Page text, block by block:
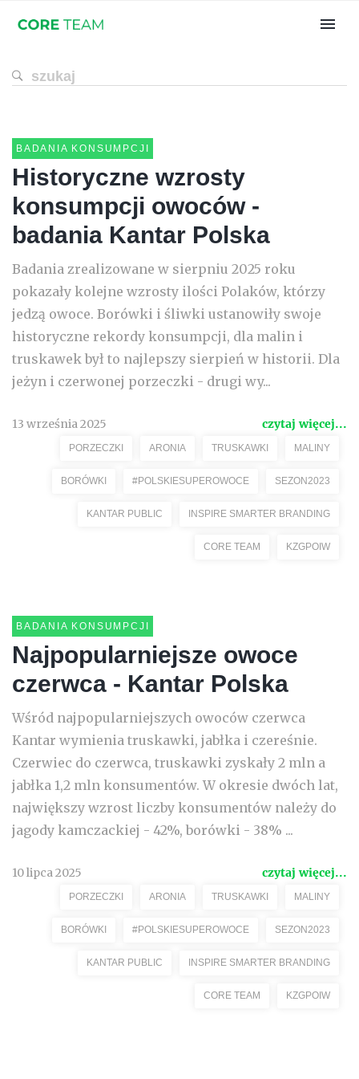
BADANIA KONSUMPCJI
Historyczne wzrosty
konsumpcji owoców -
badania Kantar Polska
Badania zrealizowane w sierpniu 2025 roku
pokazały kolejne wzrosty ilości Polaków, którzy
jedzą owoce. Borówki i śliwki ustanowiły swoje
historyczne rekordy konsumpcji, dla malin i
truskawek był to najlepszy sierpień w historii. Dla
jeżyn i czerwonej porzeczki - drugi wy...
13 września 2025 czytaj więcej...
PORZECZKI ARONIA TRUSKAWKI MALINY
BORÓWKI #POLSKIESUPEROWOCE SEZON2023
KANTAR PUBLIC INSPIRE SMARTER BRANDING
CORE TEAM KZGPOIW
BADANIA KONSUMPCJI
Najpopularniejsze owoce
czerwca - Kantar Polska
Wśród najpopularniejszych owoców czerwca
Kantar wymienia truskawki, jabłka i czereśnie.
Czerwiec do czerwca, truskawki zyskały 2 mln a
jabłka 1,2 mln konsumentów. W okresie dwóch lat,
największy wzrost liczby konsumentów należy do
jagody kamczackiej - 42%, borówki - 38% ...
10 lipca 2025 czytaj więcej...
PORZECZKI ARONIA TRUSKAWKI MALINY
BORÓWKI #POLSKIESUPEROWOCE SEZON2023
KANTAR PUBLIC INSPIRE SMARTER BRANDING
CORE TEAM KZGPOIW